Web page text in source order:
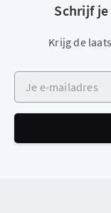
Schrijf
Krijg de
Je e-mailadres